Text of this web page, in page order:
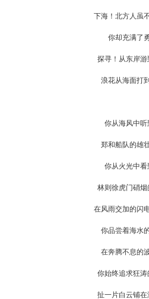
下海！北方人虽
你却充满了
探寻！从东岸游
浪花从海面打
你从海风中听
郑和船队的雄
你从火光中看
林则徐虎门硝烟
在风雨交加的闪
你品尝着海水
在奔腾不息的
你始终追求狂涛
扯一片白云铺在